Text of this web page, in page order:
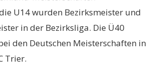
U14 wurden Bezirksmeister und
in der Bezirksliga. Die Ü40
den Deutschen Meisterschaften in
Trier.